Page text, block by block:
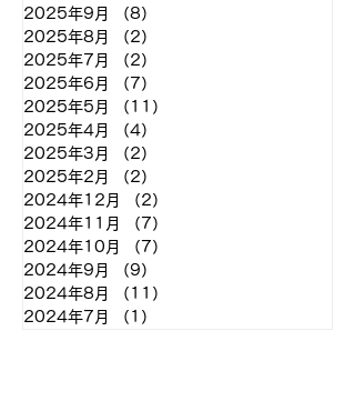
2025年9月
（8）
2025年8月
（2）
2025年7月
（2）
2025年6月
（7）
2025年5月
（11）
2025年4月
（4）
2025年3月
（2）
2025年2月
（2）
2024年12月
（2）
2024年11月
（7）
2024年10月
（7）
2024年9月
（9）
2024年8月
（11）
2024年7月
（1）